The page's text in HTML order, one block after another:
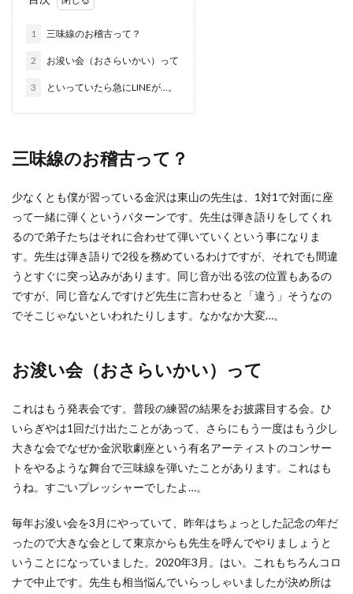
1 三味線のお稽古って？
2 お浚い会（おさらいかい）って
3 といっていたら急にLINEが…。
三味線のお稽古って？
少なくとも僕が習っている金沢は東山の先生は、1対1で対面に座
って一緒に弾くというパターンです。先生は弾き語りをしてくれ
るので弟子たちはそれに合わせて弾いていくという事になりま
す。先生は弾き語りで2役を務めているわけですが、それでも間違
うとすぐに突っ込みがあります。同じ音が出る弦の位置もあるの
ですが、同じ音なんですけど先生に言わせると「違う」そうなの
でそこじゃないといわれたりします。なかなか大変…。
お浚い会（おさらいかい）って
これはもう発表会です。普段の練習の結果をお披露目する会。ひ
いらぎやは1回だけ出たことがあって、さらにもう一度はもう少し
大きな会でなぜか金沢歌劇座という有名アーティストのコンサー
トをやるような舞台で三味線を弾いたことがあります。これはも
うね。すごいプレッシャーでしたよ…。
毎年お浚い会を3月にやっていて、昨年はちょっとした記念の年だ
ったので大きな会として東京からも先生を呼んでやりましょうと
いうことになっていました。2020年3月。はい。これもちろんコロ
ナで中止です。先生も相当悩んでいらっしゃいましたが決め所は